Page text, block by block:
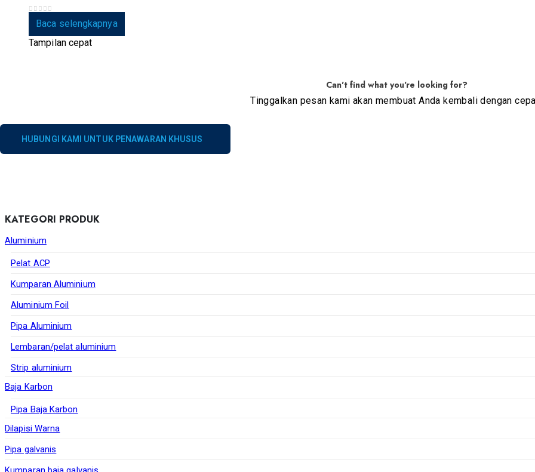
Baca selengkapnya
Tampilan cepat
Can't find what you're looking for?
Tinggalkan pesan kami akan membuat Anda kembali dengan
HUBUNGI KAMI UNTUK PENAWARAN KHUSUS
KATEGORI PRODUK
Aluminium
Pelat ACP
Kumparan Aluminium
Aluminium Foil
Pipa Aluminium
Lembaran/pelat aluminium
Strip aluminium
Baja Karbon
Pipa Baja Karbon
Dilapisi Warna
Pipa galvanis